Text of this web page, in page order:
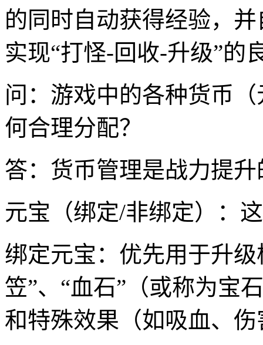
的同时自动获得经验，
实现“打怪-回收-升级”的
问：游戏中的各种货币
何合理分配？
答：货币管理是战力提
元宝（绑定/非绑定）：
绑定元宝：优先用于升
笠”、“血石”（或称为宝
和特殊效果（如吸血、